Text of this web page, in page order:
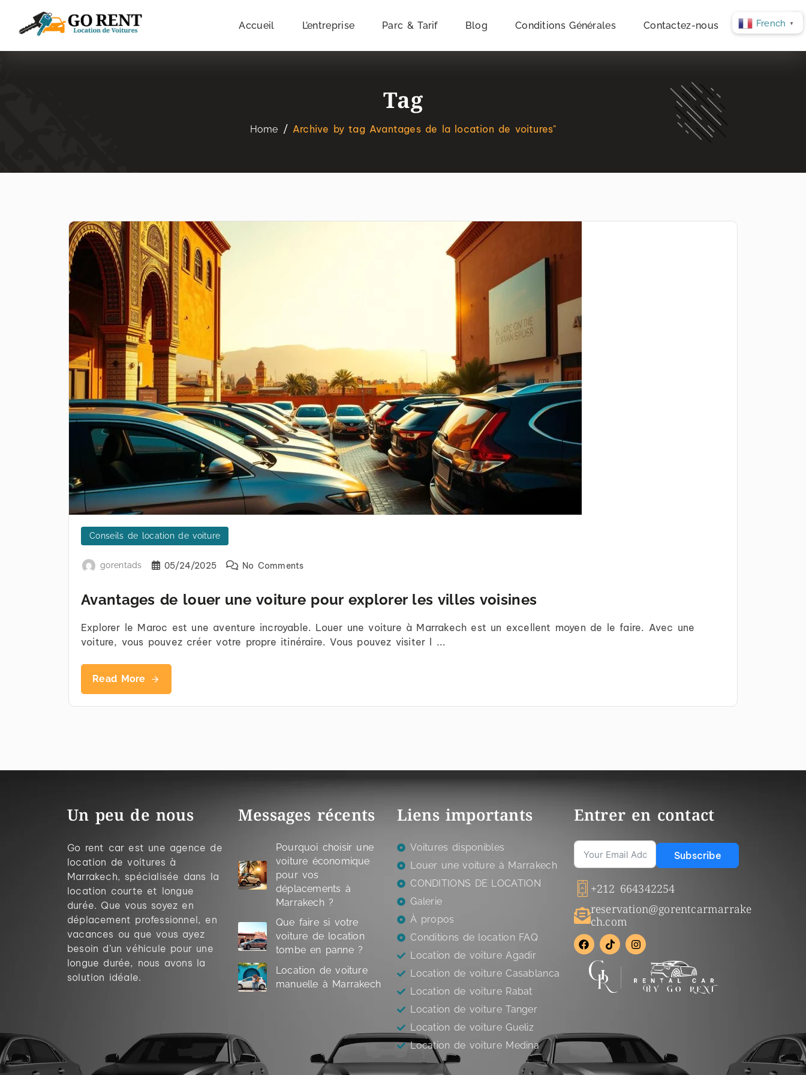
Accueil L’entreprise Parc & Tarif Blog Conditions Générales Contactez-nous
Tag
Home Archive by tag Avantages de la location de voitures"
Conseils de location de voiture
gorentads 05/24/2025 No Comments
Avantages de louer une voiture pour explorer les villes voisines
Explorer le Maroc est une aventure incroyable. Louer une voiture à Marrakech est un excellent moyen de le faire. Avec une
voiture, vous pouvez créer votre propre itinéraire. Vous pouvez visiter l ...
Read More
Un peu de nous
Go rent car est une agence de
location de voitures à
Marrakech, spécialisée dans la
location courte et longue
durée. Que vous soyez en
déplacement professionnel, en
vacances ou que vous ayez
besoin d’un véhicule pour une
longue durée, nous avons la
solution idéale.
Messages récents
Pourquoi choisir une
voiture économique
pour vos
déplacements à
Marrakech ?
Que faire si votre
voiture de location
tombe en panne ?
Location de voiture
manuelle à Marrakech
Liens importants
Voitures disponibles
Louer une voiture à Marrakech
CONDITIONS DE LOCATION
Galerie
À propos
Conditions de location FAQ
Location de voiture Agadir
Location de voiture Casablanca
Location de voiture Rabat
Location de voiture Tanger
Location de voiture Gueliz
Location de voiture Medina
Entrer en contact
Subscribe
+212 664342254
reservation@gorentcarmarrake
ch.com
French ▼